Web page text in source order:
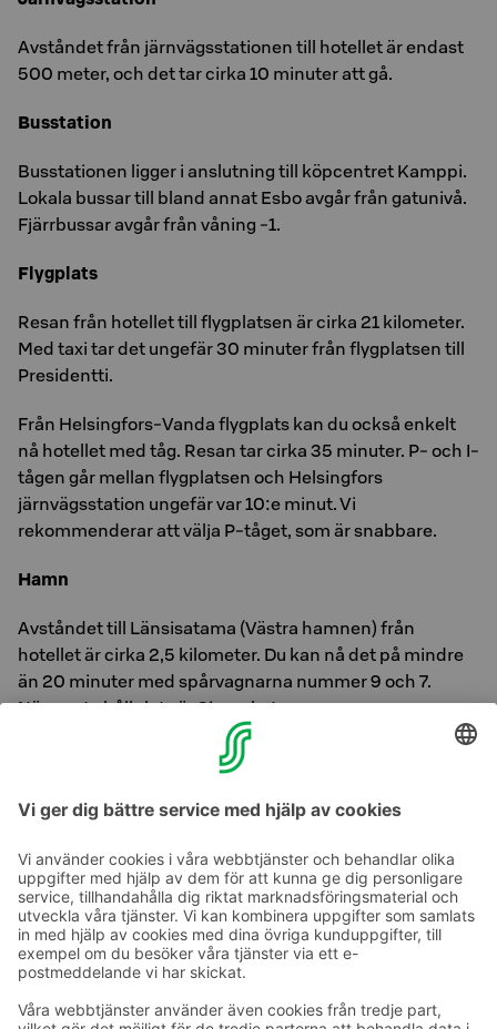
Avståndet från järnvägsstationen till hotellet är endast
500 meter, och det tar cirka 10 minuter att gå.
Busstation
Busstationen ligger i anslutning till köpcentret Kamppi.
Lokala bussar till bland annat Esbo avgår från gatunivå.
Fjärrbussar avgår från våning -1.
Flygplats
Resan från hotellet till flygplatsen är cirka 21 kilometer.
Med taxi tar det ungefär 30 minuter från flygplatsen till
Presidentti.
Från Helsingfors-Vanda flygplats kan du också enkelt
nå hotellet med tåg. Resan tar cirka 35 minuter. P- och I-
tågen går mellan flygplatsen och Helsingfors
järnvägsstation ungefär var 10:e minut. Vi
rekommenderar att välja P-tåget, som är snabbare.
Hamn
Avståndet till Länsisatama (Västra hamnen) från
hotellet är cirka 2,5 kilometer. Du kan nå det på mindre
än 20 minuter med spårvagnarna nummer 9 och 7.
Närmaste hållplats är Simonkatu.
Avståndet till Olympia Terminal är cirka 2,3 kilometer,
spårvagnarna 2 och 3.
Ta kontakt
Kontaktuppgifter till hotellen
Feedback